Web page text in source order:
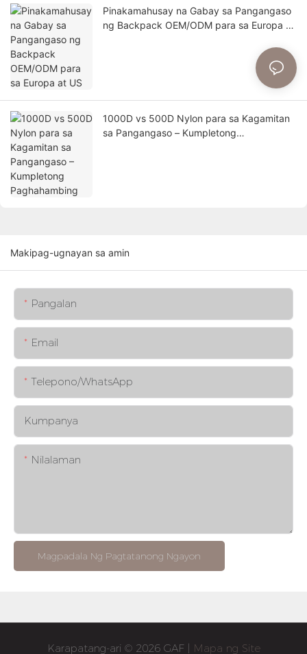
Pinakamahusay na Gabay sa Pangangaso
ng Backpack OEM/ODM para sa Europa at
1000D vs 500D Nylon para sa Kagamitan
sa Pangangaso – Kumpletong
Makipag-ugnayan sa amin
Pangalan
Email
Telepono/whatsApp
Kumpanya
Nilalaman
Magpadala Ng Pagtatanong Ngayon
Karapatang-ari © 2026 GAF | Mapa ng Site